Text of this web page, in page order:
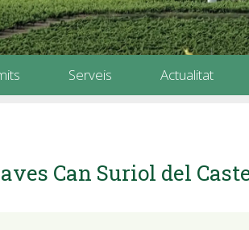
Serveis Actualitat
Can Suriol del